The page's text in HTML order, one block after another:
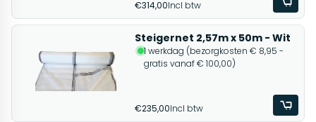
€314,00Incl btw
Steigernet 2,57m x 50m - Wit
1 werkdag (bezorgkosten € 8,95 -
gratis vanaf € 100,00)
€235,00Incl btw